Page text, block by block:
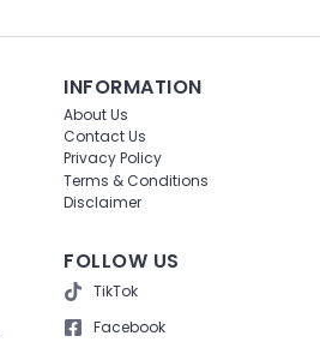
INFORMATION
About Us
Contact Us
Privacy Policy
Terms & Conditions
Disclaimer
FOLLOW US
TikTok
Facebook